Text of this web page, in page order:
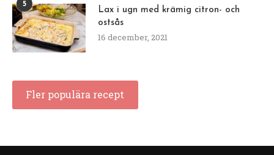
5
Lax i ugn med krämig citron- och
ostsås
16 december, 2021
Fler populära recept